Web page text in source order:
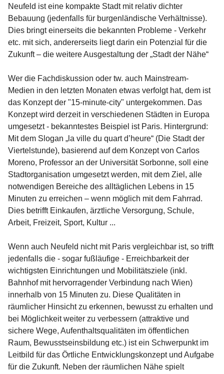
Neufeld ist eine kompakte Stadt mit relativ dichter
Bebauung (jedenfalls für burgenländische Verhältnisse).
Dies bringt einerseits die bekannten Probleme - Verkehr
etc. mit sich, andererseits liegt darin ein Potenzial für die
Zukunft – die weitere Ausgestaltung der „Stadt der Nähe“
Wer die Fachdiskussion oder tw. auch Mainstream-
Medien in den letzten Monaten etwas verfolgt hat, dem ist
das Konzept der "15-minute-city" untergekommen. Das
Konzept wird derzeit in verschiedenen Städten in Europa
umgesetzt - bekanntestes Beispiel ist Paris. Hintergrund:
Mit dem Slogan „la ville du quart d’heure“ (Die Stadt der
Viertelstunde), basierend auf dem Konzept von Carlos
Moreno, Professor an der Universität Sorbonne, soll eine
Stadtorganisation umgesetzt werden, mit dem Ziel, alle
notwendigen Bereiche des alltäglichen Lebens in 15
Minuten zu erreichen – wenn möglich mit dem Fahrrad.
Dies betrifft Einkaufen, ärztliche Versorgung, Schule,
Arbeit, Freizeit, Sport, Kultur ...
Wenn auch Neufeld nicht mit Paris vergleichbar ist, so trifft
jedenfalls die - sogar fußläufige - Erreichbarkeit der
wichtigsten Einrichtungen und Mobilitätsziele (inkl.
Bahnhof mit hervorragender Verbindung nach Wien)
innerhalb von 15 Minuten zu. Diese Qualitäten in
räumlicher Hinsicht zu erkennen, bewusst zu erhalten und
bei Möglichkeit weiter zu verbessern (attraktive und
sichere Wege, Aufenthaltsqualitäten im öffentlichen
Raum, Bewusstseinsbildung etc.) ist ein Schwerpunkt im
Leitbild für das Örtliche Entwicklungskonzept und Aufgabe
für die Zukunft. Neben der räumlichen Nähe spielt